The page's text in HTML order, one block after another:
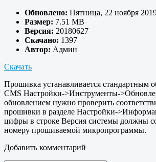
Обновлено: Пятница, 22 ноября
Размер: 7.51 MB
Версия: 20180627
Скачано: 1397
Автор: Админ
Скачать
Прошивка устанавливается стандартным
CMS Настройки->Инструменты-
обновлением нужно проверить
прошивки в разделе Настройки-
цифры в строке Версия системы должны
номеру прошиваемой микропрограммы.
Добавить комментарий